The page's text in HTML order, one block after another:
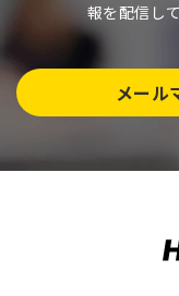
報を配信し
メール